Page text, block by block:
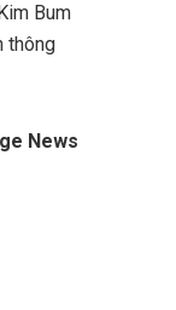
Bum
thông
News